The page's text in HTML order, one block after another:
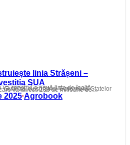
linia Strășeni –
SUA
Strășeni – Gutinaș, cu sprijinul Guvernului Statelor Unite ale Americii, care va investi 130 de milioane de…
2025•Agrobook